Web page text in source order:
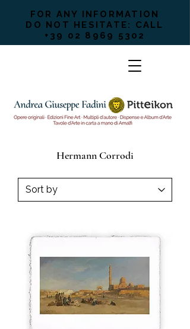
FOR ANY INFORMATION
DO NOT HESITATE: CALL
+39 02 8969 5302
Hermann Corrodi